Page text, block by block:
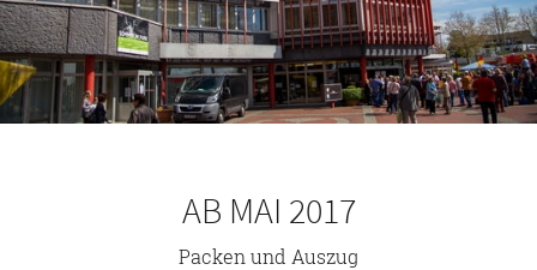
AB MAI 2017
Packen und Auszug